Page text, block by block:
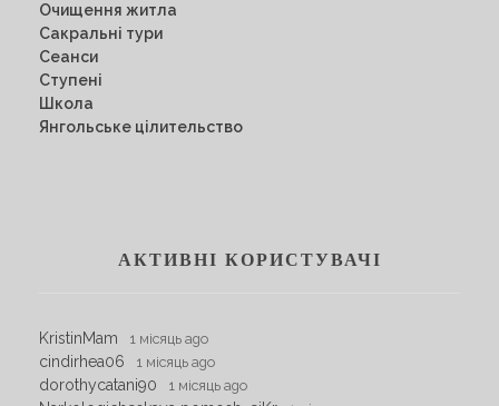
Очищення житла
Сакральні тури
Сеанси
Ступені
Школа
Янгольське цілительство
АКТИВНІ КОРИСТУВАЧІ
KristinMam 1 місяць ago
cindirhea06 1 місяць ago
dorothycatani90 1 місяць ago